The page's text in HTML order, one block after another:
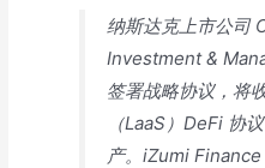
纳斯达克上市公司
Investment &
签署战略协议，将
（LaaS）DeFi 协
产。iZumi